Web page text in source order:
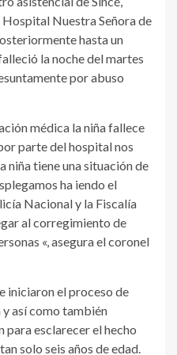
Nuestra Señora de
hasta un
la noche del martes
por abuso
médica la niña fallece
parte del hospital nos
niña tiene una situación de
ha iendo el
Nacional y la Fiscalía
al corregimiento de
«, asegura el coronel
iniciaron el proceso de
así como también
para esclarecer el hecho
solo seis años de edad.